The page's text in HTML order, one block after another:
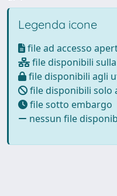
Legenda icone
file ad accesso
file disponibili
file disponibili agli
file disponibili solo
file sotto embargo
nessun file